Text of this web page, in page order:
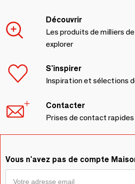
Découvrir
Les produits de milliers
explorer
S'inspirer
Inspiration et sélections
Contacter
Prises de contact
Vous n'avez pas de compte